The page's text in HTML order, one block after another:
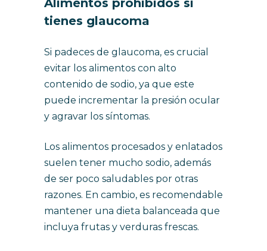
Alimentos prohibidos si
tienes glaucoma
Si padeces de glaucoma, es crucial
evitar los alimentos con alto
contenido de sodio, ya que este
puede incrementar la presión ocular
y agravar los síntomas.
Los alimentos procesados y enlatados
suelen tener mucho sodio, además
de ser poco saludables por otras
razones. En cambio, es recomendable
mantener una dieta balanceada que
incluya frutas y verduras frescas.